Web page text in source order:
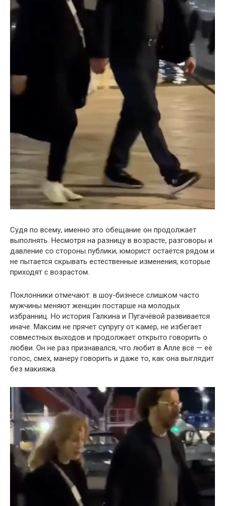
Судя по всему, именно это обещание он продолжает
выполнять. Несмотря на разницу в возрасте, разговоры и
давление со стороны публики, юморист остаётся рядом и
не пытается скрывать естественные изменения, которые
приходят с возрастом.
Поклонники отмечают: в шоу-бизнесе слишком часто
мужчины меняют женщин постарше на молодых
избранниц. Но история Галкина и Пугачёвой развивается
иначе. Максим не прячет супругу от камер, не избегает
совместных выходов и продолжает открыто говорить о
любви. Он не раз признавался, что любит в Алле всё — её
голос, смех, манеру говорить и даже то, как она выглядит
без макияжа.